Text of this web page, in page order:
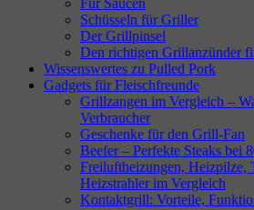
Für Saucen
Schüsseln für Griller
Der Grillpinsel
Den richtigen Grillanzünder
Wissenswertes zu Pulled Pork
Gadgets für Fleischfreunde
Grillzangen im Vergleich –
Verbraucher
Geschenke für den Grill-Fan
Beefer – Perfekte Steaks bei
Freiluftheizungen, Heizpilze,
Heizstrahler im Vergleich
Kontaktgrill: Vorteile,